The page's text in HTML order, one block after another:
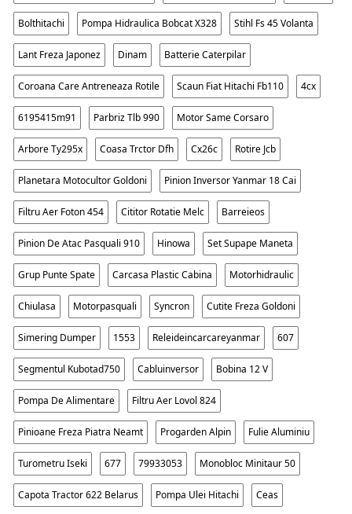
Bolthitachi Pompa Hidraulica Bobcat X328 Stihl Fs 45 Volanta
Lant Freza Japonez Dinam Batterie Caterpilar
Coroana Care Antreneaza Rotile Scaun Fiat Hitachi Fb110 4cx
6195415m91 Parbriz Tlb 990 Motor Same Corsaro
Arbore Ty295x Coasa Trctor Dfh Cx26c Rotire Jcb
Planetara Motocultor Goldoni Pinion Inversor Yanmar 18 Cai
Filtru Aer Foton 454 Cititor Rotatie Melc Barreieos
Pinion De Atac Pasquali 910 Hinowa Set Supape Maneta
Grup Punte Spate Carcasa Plastic Cabina Motorhidraulic
Chiulasa Motorpasquali Syncron Cutite Freza Goldoni
Simering Dumper 1553 Releideincarcareyanmar 607
Segmentul Kubotad750 Cabluinversor Bobina 12 V
Pompa De Alimentare Filtru Aer Lovol 824
Pinioane Freza Piatra Neamt Progarden Alpin Fulie Aluminiu
Turometru Iseki 677 79933053 Monobloc Minitaur 50
Capota Tractor 622 Belarus Pompa Ulei Hitachi Ceas